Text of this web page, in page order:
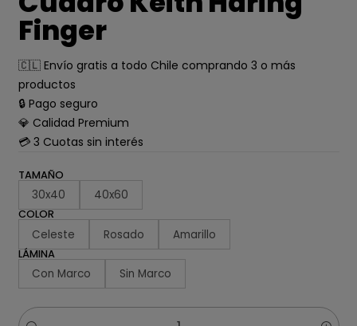
Finger
🇨🇱 Envío gratis a todo Chile comprando 3 o más
productos
🔒 Pago seguro
💎 Calidad Premium
💳 3 Cuotas sin interés
TAMAÑO
30x40 40x60
COLOR
Celeste Rosado Amarillo
LÁMINA
Con Marco Sin Marco